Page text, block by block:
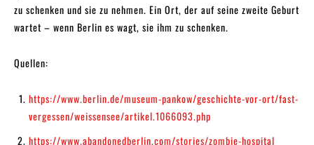
zu schenken und sie zu nehmen. Ein Ort, der auf seine zweite Geburt
wartet – wenn Berlin es wagt, sie ihm zu schenken.
Quellen:
https://www.berlin.de/museum-pankow/geschichte-vor-ort/fast-
vergessen/weissensee/artikel.1066093.php
https://www.abandonedberlin.com/stories/zombie-hospital